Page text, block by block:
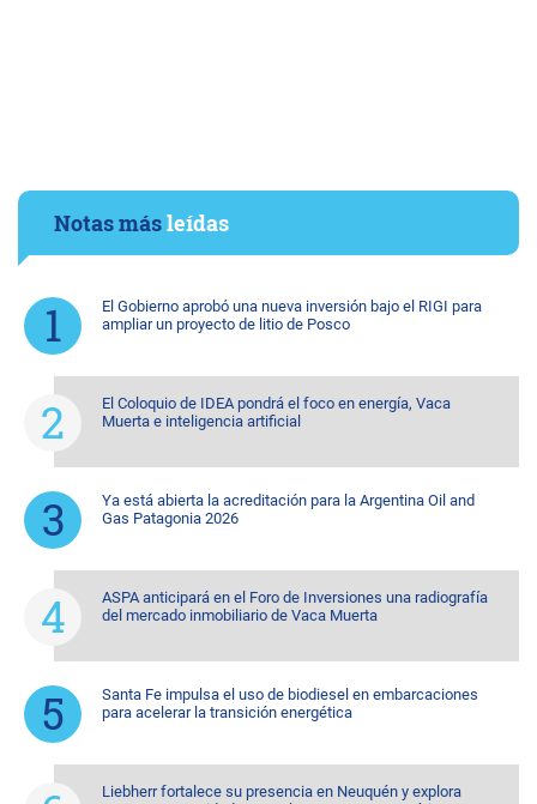
Notas másleídas
El Gobierno aprobó una nueva inversión bajo el RIGI para
ampliar un proyecto de litio de Posco
El Coloquio de IDEA pondrá el foco en energía, Vaca
Muerta e inteligencia artificial
Ya está abierta la acreditación para la Argentina Oil and
Gas Patagonia 2026
ASPA anticipará en el Foro de Inversiones una radiografía
del mercado inmobiliario de Vaca Muerta
Santa Fe impulsa el uso de biodiesel en embarcaciones
para acelerar la transición energética
Liebherr fortalece su presencia en Neuquén y explora